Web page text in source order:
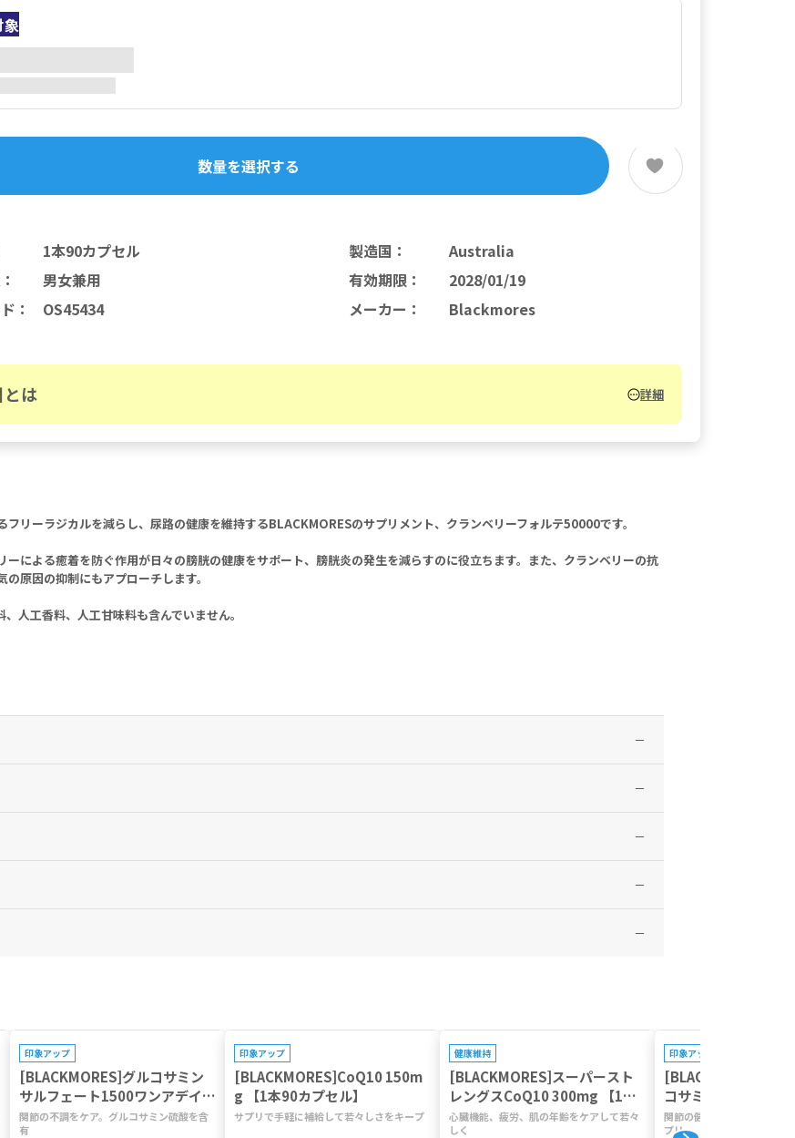
象
数量を選択する
1本90カプセル
：
男女兼用
： OS45434
製造国 ：
Australia
有効期限：
2028/01/19
メーカー ： Blackmores
は 詳細
リーラジカルを減らし、尿路の健康を維持するBLACKMORESのサプリメント、クランベリーフォルテ50000です。
による癒着を防ぐ作用が日々の膀胱の健康をサポート、膀胱炎の発生を減らすのに役立ちます。また、クランベリーの抗
原因の抑制にもアプローチします。
人工香料、人工甘味料も含んでいません。
きかけ、抗酸化作用が体内で形成されるフリーラジカルの減少にアプローチします。
家の指示に従ってください。
、医師の診察をお受けください。
Fruit 20 g (20000 mg), Vaccinium Macrocarpon (Cranberry) Ext. Dry Conc. 60 mg Equivalent to Fresh
ーエキス乾燥濃縮物 60mg(生果実 30g(30000mg)と同等)
印象アップ
[BLACKMORES]グルコサミン
サルフェート1500ワンアデイ
【1本180錠】
関節の不調をケア。グルコサミン硫酸を含
有
印象アップ
[BLACKMORES]CoQ10 150m
g 【1本90カプセル】
サプリで手軽に補給して若々しさをキープ
健康維持
[BLACKMORES]スーパースト
レングスCoQ10 300mg 【1本3
0カプセル】
心臓機能、疲労、肌の年齢をケアして若々
しく
印象アップ
[BLACKMORES]ビ
コサミン1000 【1本
関節の健康維持に有用なグ
プリ